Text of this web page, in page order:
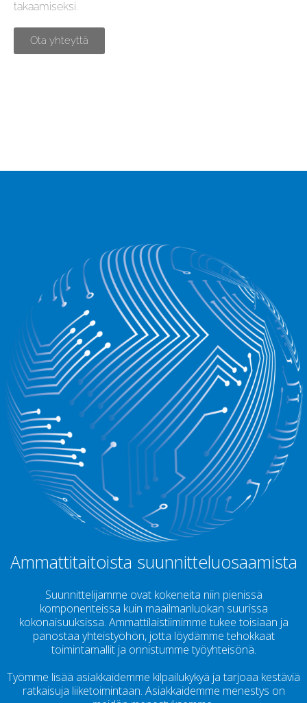
takaamiseksi.
Ota yhteyttä
Ammattitaitoista suunnitteluosaamista
Suunnittelijamme ovat kokeneita niin pienissä
komponenteissa kuin maailmanluokan suurissa
kokonaisuuksissa. Ammattilaistiimimme tukee toisiaan ja
panostaa yhteistyöhön, jotta löydämme tehokkaat
toimintamallit ja onnistumme työyhteisönä.
Työmme lisää asiakkaidemme kilpailukykyä ja tarjoaa kestäviä
ratkaisuja liiketoimintaan. Asiakkaidemme menestys on